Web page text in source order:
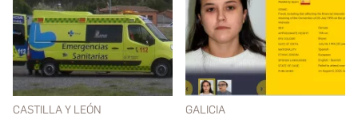
CASTILLA Y LEÓN GALICIA